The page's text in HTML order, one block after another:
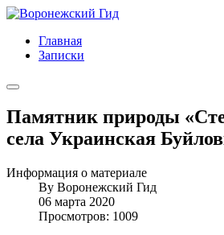
Главная
Записки
Памятник природы
села Украинская
Информация о материале
By Воронежский Гид
06 марта 2020
Просмотров: 1009